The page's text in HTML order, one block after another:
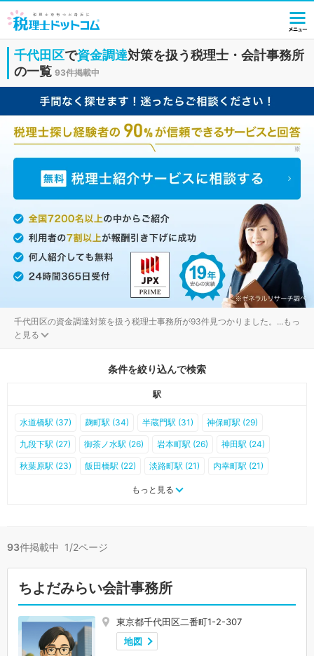
千代田区で資金調達対策を扱う税理士・会計事務所
の一覧 93件掲載中
千代田区の資金調達対策を扱う税理士事務所が93件見つかりました。 ...もっ
と見る
条件を絞り込んで検索
駅
水道橋駅 (37) 麹町駅 (34) 半蔵門駅 (31) 神保町駅 (29)
九段下駅 (27) 御茶ノ水駅 (26) 岩本町駅 (26) 神田駅 (24)
秋葉原駅 (23) 飯田橋駅 (22) 淡路町駅 (21) 内幸町駅 (21)
竹橋駅 (17) 溜池山王駅 (16)
もっと見る
93件掲載中 1/2ページ
ちよだみらい会計事務所
東京都千代田区二番町1-2-307
地図